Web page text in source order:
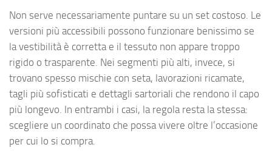
Non serve necessariamente puntare su un set costoso. Le
versioni più accessibili possono funzionare benissimo se
la vestibilità è corretta e il tessuto non appare troppo
rigido o trasparente. Nei segmenti più alti, invece, si
trovano spesso mischie con seta, lavorazioni ricamate,
tagli più sofisticati e dettagli sartoriali che rendono il capo
più longevo. In entrambi i casi, la regola resta la stessa:
scegliere un coordinato che possa vivere oltre l’occasione
per cui lo si compra.